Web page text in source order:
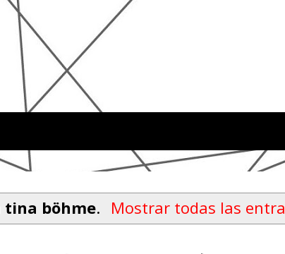
tina böhme. Mostrar todas las